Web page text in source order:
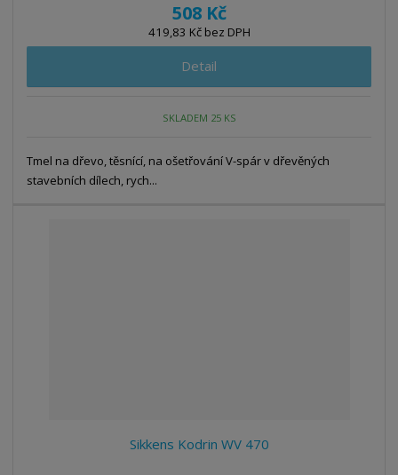
508 Kč
419,83 Kč bez DPH
Detail
SKLADEM 25 KS
Tmel na dřevo, těsnící, na ošetřování V-spár v dřevěných
stavebních dílech, rych...
Sikkens Kodrin WV 470